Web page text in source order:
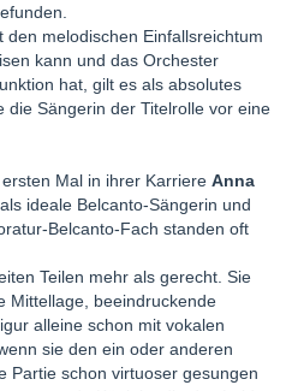
melodischen Einfallsreichtum
kann und das Orchester
hat, gilt es als absolutes
die Sängerin der Titelrolle vor eine
Mal in ihrer Karriere Anna
ideale Belcanto-Sängerin und
Belcanto-Fach standen oft
Teilen mehr als gerecht. Sie
Mittellage, beeindruckende
alleine schon mit vokalen
sie den ein oder anderen
Partie schon virtuoser gesungen